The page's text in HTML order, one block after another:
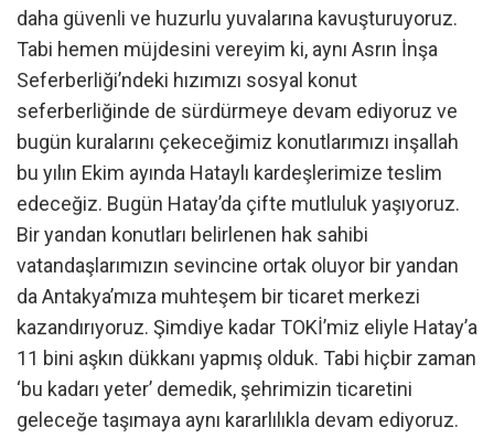
daha güvenli ve huzurlu yuvalarına kavuşturuyoruz.
Tabi hemen müjdesini vereyim ki, aynı Asrın İnşa
Seferberliği’ndeki hızımızı sosyal konut
seferberliğinde de sürdürmeye devam ediyoruz ve
bugün kuralarını çekeceğimiz konutlarımızı inşallah
bu yılın Ekim ayında Hataylı kardeşlerimize teslim
edeceğiz. Bugün Hatay’da çifte mutluluk yaşıyoruz.
Bir yandan konutları belirlenen hak sahibi
vatandaşlarımızın sevincine ortak oluyor bir yandan
da Antakya’mıza muhteşem bir ticaret merkezi
kazandırıyoruz. Şimdiye kadar TOKİ’miz eliyle Hatay’a
11 bini aşkın dükkanı yapmış olduk. Tabi hiçbir zaman
‘bu kadarı yeter’ demedik, şehrimizin ticaretini
geleceğe taşımaya aynı kararlılıkla devam ediyoruz.